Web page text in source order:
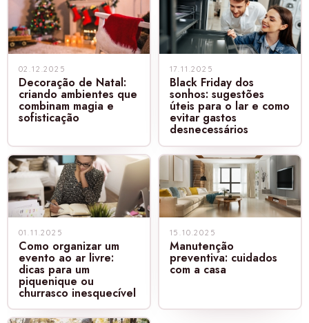
02.12.2025
Decoração de Natal:
criando ambientes que
combinam magia e
sofisticação
17.11.2025
Black Friday dos
sonhos: sugestões
úteis para o lar e como
evitar gastos
desnecessários
01.11.2025
Como organizar um
evento ao ar livre:
dicas para um
piquenique ou
churrasco inesquecível
15.10.2025
Manutenção
preventiva: cuidados
com a casa